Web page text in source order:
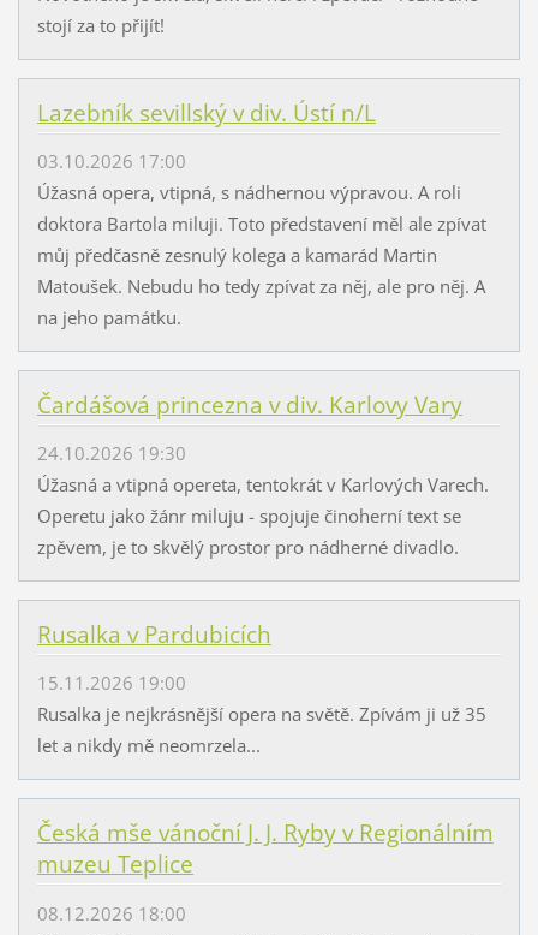
stojí za to přijít!
Lazebník sevillský v div. Ústí n/L
03.10.2026 17:00
Úžasná opera, vtipná, s nádhernou výpravou. A roli
doktora Bartola miluji. Toto představení měl ale zpívat
můj předčasně zesnulý kolega a kamarád Martin
Matoušek. Nebudu ho tedy zpívat za něj, ale pro něj. A
na jeho památku.
Čardášová princezna v div. Karlovy Vary
24.10.2026 19:30
Úžasná a vtipná opereta, tentokrát v Karlových Varech.
Operetu jako žánr miluju - spojuje činoherní text se
zpěvem, je to skvělý prostor pro nádherné divadlo.
Rusalka v Pardubicích
15.11.2026 19:00
Rusalka je nejkrásnější opera na světě. Zpívám ji už 35
let a nikdy mě neomrzela...
Česká mše vánoční J. J. Ryby v Regionálním
muzeu Teplice
08.12.2026 18:00